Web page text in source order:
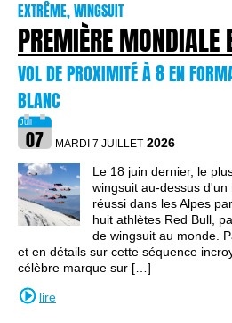
EXTRÊME, WINGSUIT
PREMIÈRE MONDIALE
VOL DE PROXIMITÉ À 8 EN
BLANC
MARDI 7 JUILLET 2026
Le 18 juin dernier, le
wingsuit au-dessus
réussi dans les Alpes
huit athlètes Red Bull,
de wingsuit au monde.
et en détails sur cette séquence
célèbre marque sur […]
lire